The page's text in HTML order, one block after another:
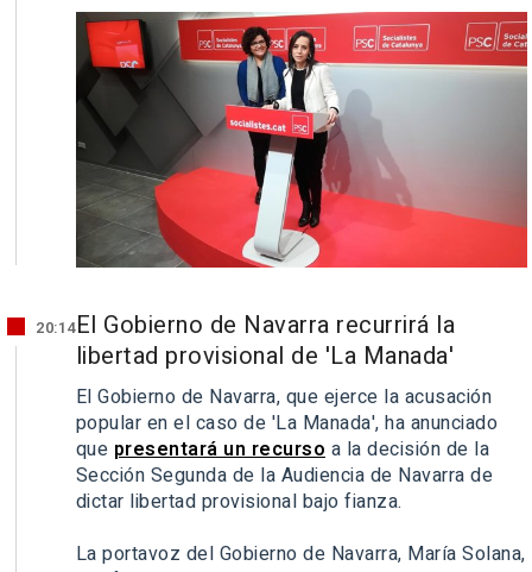
20:14El Gobierno de Navarra recurrirá la
libertad provisional de 'La Manada'
El Gobierno de Navarra, que ejerce la acusación
popular en el caso de 'La Manada', ha anunciado
que presentará un recurso a la decisión de la
Sección Segunda de la Audiencia de Navarra de
dictar libertad provisional bajo fianza.
La portavoz del Gobierno de Navarra, María Solana,